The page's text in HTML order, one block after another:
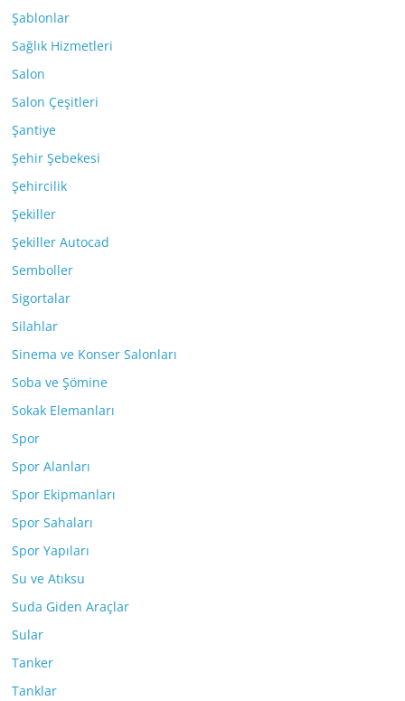
Şablonlar
Sağlık Hizmetleri
Salon
Salon Çeşitleri
Şantiye
Şehir Şebekesi
Şehircilik
Şekiller
Şekiller Autocad
Semboller
Sigortalar
Silahlar
Sinema ve Konser Salonları
Soba ve Şömine
Sokak Elemanları
Spor
Spor Alanları
Spor Ekipmanları
Spor Sahaları
Spor Yapıları
Su ve Atıksu
Suda Giden Araçlar
Sular
Tanker
Tanklar